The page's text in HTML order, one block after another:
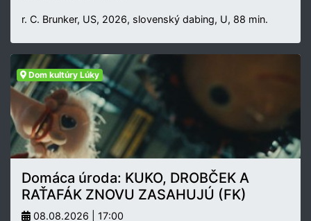
r. C. Brunker, US, 2026, slovenský dabing, U, 88 min.
Dom kultúry Lúky
Domáca úroda: KUKO, DROBČEK A
RAŤAFÁK ZNOVU ZASAHUJÚ (FK)
08.08.2026 | 17:00